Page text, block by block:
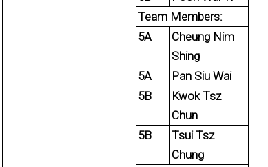
Team Members:
5A
Cheung Nim
Shing
5A
Pan Siu Wai
5B
Kwok Tsz
Chun
5B
Tsui Tsz
Chung